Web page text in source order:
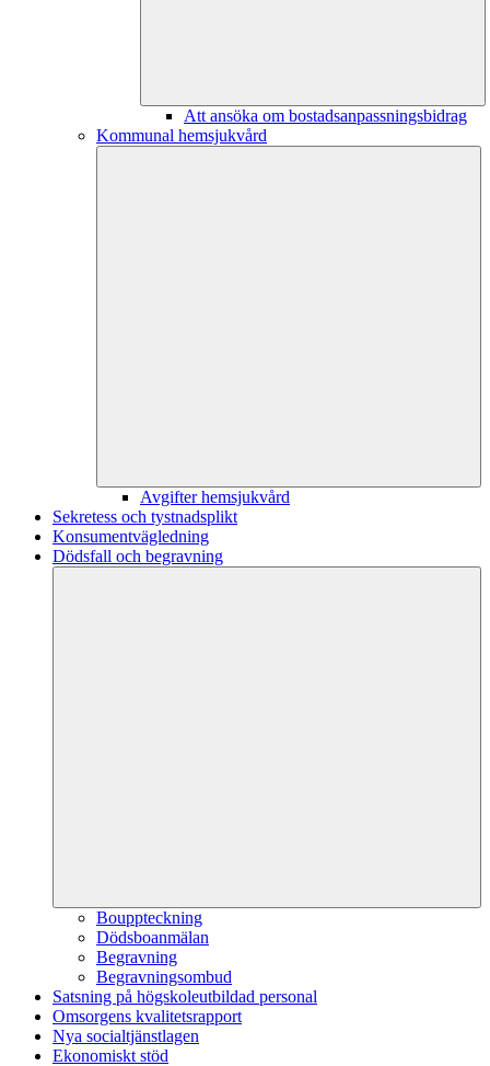
Att ansöka om bostadsanpassningsbidrag
Kommunal hemsjukvård
Avgifter hemsjukvård
Sekretess och tystnadsplikt
Konsumentvägledning
Dödsfall och begravning
Bouppteckning
Dödsboanmälan
Begravning
Begravningsombud
Satsning på högskoleutbildad personal
Omsorgens kvalitetsrapport
Nya socialtjänstlagen
Ekonomiskt stöd